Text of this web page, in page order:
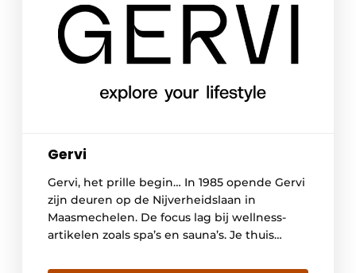
Gervi
Gervi, het prille begin… In 1985 opende Gervi
zijn deuren op de Nijverheidslaan in
Maasmechelen. De focus lag bij wellness-
artikelen zoals spa’s en sauna’s. Je thuis
wellness… Dat werd ons doel! In 1998 werd